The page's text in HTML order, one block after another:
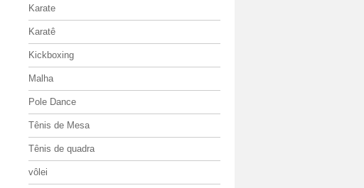
Karate
Karatê
Kickboxing
Malha
Pole Dance
Tênis de Mesa
Tênis de quadra
vôlei